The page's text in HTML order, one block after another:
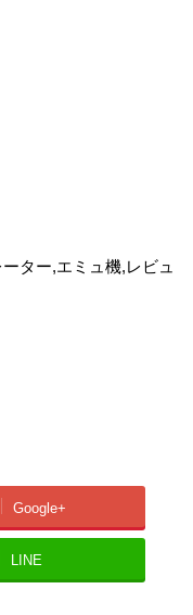
ター,エミュ機,レビュ
Google+
LINE